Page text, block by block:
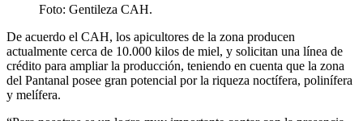
Foto: Gentileza CAH.
De acuerdo el CAH, los apicultores de la zona producen
actualmente cerca de 10.000 kilos de miel, y solicitan una línea de
crédito para ampliar la producción, teniendo en cuenta que la zona
del Pantanal posee gran potencial por la riqueza noctífera, polinífera
y melífera.